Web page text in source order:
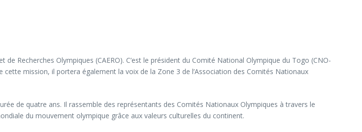
Recherches Olympiques (CAERO). C’est le président du Comité National Olympique du Togo (CNO-
mission, il portera également la voix de la Zone 3 de l’Association des Comités Nationaux
de quatre ans. Il rassemble des représentants des Comités Nationaux Olympiques à travers le
du mouvement olympique grâce aux valeurs culturelles du continent.